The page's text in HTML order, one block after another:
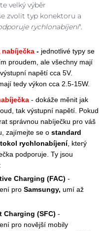
velký výběr
zvolit typ konektoru a
rychlonabíjení".
nabíječka- jednotlivé typy se
proudem, ale všechny mají
napětí cca 5V.
tedy výkon cca 2.5-15W.
- dokáže měnit jak
tak výstupní napětí. Pokud
správnou nabíječku pro váš
zajímejte se o standard
rychlonabíjení, který
podporuje. Ty jsou
Charging (FAC) -
pro Samsungy, umí až
Charging (SFC) -
pro novější mobily